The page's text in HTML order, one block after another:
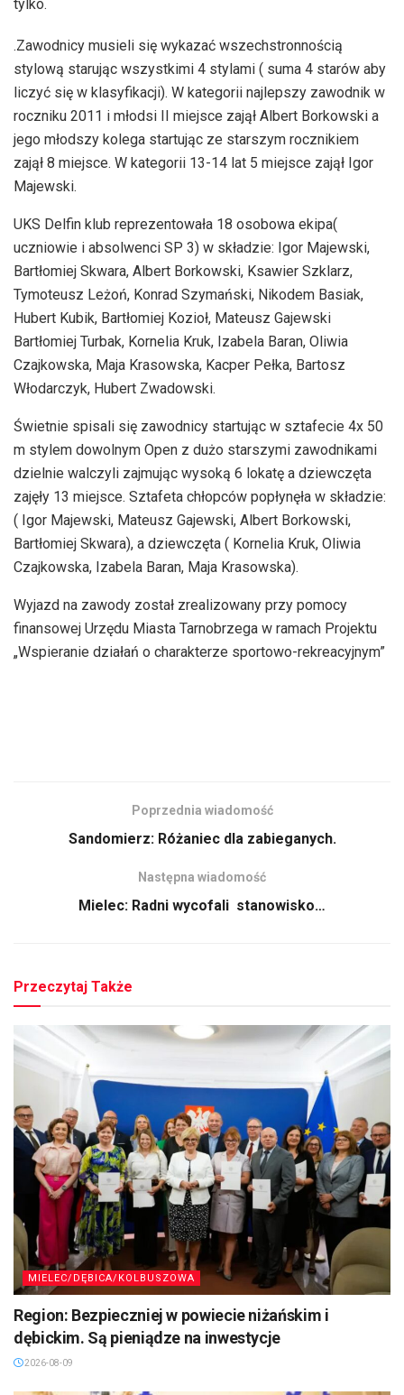
tylko.
.Zawodnicy musieli się wykazać wszechstronnością
stylową starując wszystkimi 4 stylami ( suma 4 starów aby
liczyć się w klasyfikacji). W kategorii najlepszy zawodnik w
roczniku 2011 i młodsi II miejsce zajął Albert Borkowski a
jego młodszy kolega startując ze starszym rocznikiem
zajął 8 miejsce. W kategorii 13-14 lat 5 miejsce zajął Igor
Majewski.
UKS Delfin klub reprezentowała 18 osobowa ekipa(
uczniowie i absolwenci SP 3) w składzie: Igor Majewski,
Bartłomiej Skwara, Albert Borkowski, Ksawier Szklarz,
Tymoteusz Leżoń, Konrad Szymański, Nikodem Basiak,
Hubert Kubik, Bartłomiej Kozioł, Mateusz Gajewski
Bartłomiej Turbak, Kornelia Kruk, Izabela Baran, Oliwia
Czajkowska, Maja Krasowska, Kacper Pełka, Bartosz
Włodarczyk, Hubert Zwadowski.
Świetnie spisali się zawodnicy startując w sztafecie 4x 50
m stylem dowolnym Open z dużo starszymi zawodnikami
dzielnie walczyli zajmując wysoką 6 lokatę a dziewczęta
zajęły 13 miejsce. Sztafeta chłopców popłynęła w składzie:
( Igor Majewski, Mateusz Gajewski, Albert Borkowski,
Bartłomiej Skwara), a dziewczęta ( Kornelia Kruk, Oliwia
Czajkowska, Izabela Baran, Maja Krasowska).
Wyjazd na zawody został zrealizowany przy pomocy
finansowej Urzędu Miasta Tarnobrzega w ramach Projektu
„Wspieranie działań o charakterze sportowo-rekreacyjnym”
Poprzednia wiadomość
Sandomierz: Różaniec dla zabieganych.
Następna wiadomość
Mielec: Radni wycofali stanowisko…
Przeczytaj Także
MIELEC/DĘBICA/KOLBUSZOWA
Region: Bezpieczniej w powiecie niżańskim i
dębickim. Są pieniądze na inwestycje
2026-08-09